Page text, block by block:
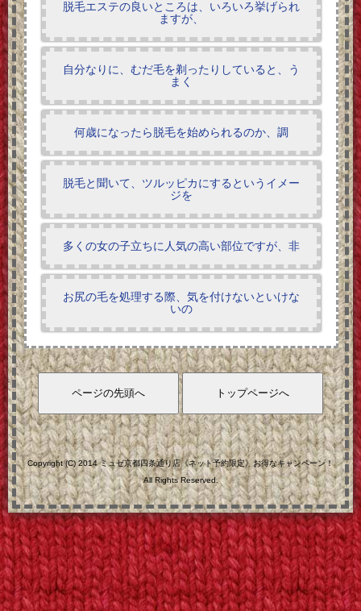
脱毛エステの良いところは、いろいろ挙げられ
ますが、
自分なりに、むだ毛を剃ったりしていると、う
まく
何歳になったら脱毛を始められるのか、調
脱毛と聞いて、ツルッピカにするというイメー
ジを
多くの女の子立ちに人気の高い部位ですが、非
お尻の毛を処理する際、気を付けないといけな
いの
Copyright (C) 2014 ミュゼ京都四条通り店《ネット予約限定》お得なキャンペーン！
All Rights Reserved.